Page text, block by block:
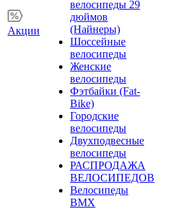
Акции
велосипеды 29
дюймов
(Найнеры)
Шоссейные
велосипеды
Женские
велосипеды
Фэтбайки (Fat-
Bike)
Городские
велосипеды
Двухподвесные
велосипеды
РАСПРОДАЖА
ВЕЛОСИПЕДОВ
Велосипеды
BMX